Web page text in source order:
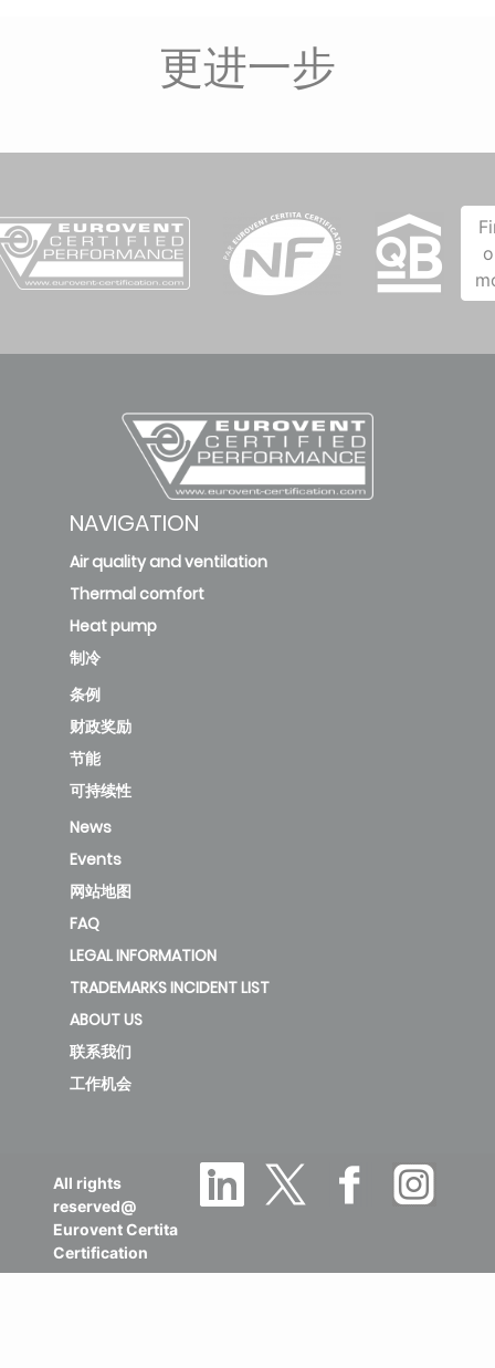
更进一步
NAVIGATION
Air quality and ventilation
Thermal comfort
Heat pump
制冷
条例
财政奖励
节能
可持续性
News
Events
网站地图
FAQ
LEGAL INFORMATION
TRADEMARKS INCIDENT LIST
ABOUT US
联系我们
工作机会
All rights
reserved@
Eurovent Certita
Certification